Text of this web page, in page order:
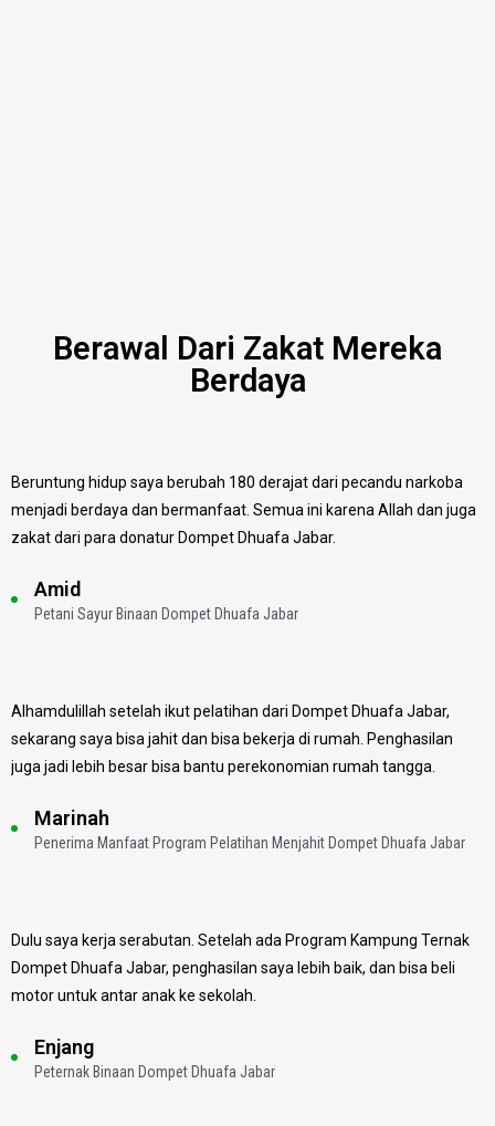
Berawal Dari Zakat Mereka
Berdaya
Beruntung hidup saya berubah 180 derajat dari pecandu narkoba
menjadi berdaya dan bermanfaat. Semua ini karena Allah dan juga
zakat dari para donatur Dompet Dhuafa Jabar.
Amid
Petani Sayur Binaan Dompet Dhuafa Jabar
Alhamdulillah setelah ikut pelatihan dari Dompet Dhuafa Jabar,
sekarang saya bisa jahit dan bisa bekerja di rumah. Penghasilan
juga jadi lebih besar bisa bantu perekonomian rumah tangga.
Marinah
Penerima Manfaat Program Pelatihan Menjahit Dompet Dhuafa Jabar
Dulu saya kerja serabutan. Setelah ada Program Kampung Ternak
Dompet Dhuafa Jabar, penghasilan saya lebih baik, dan bisa beli
motor untuk antar anak ke sekolah.
Enjang
Peternak Binaan Dompet Dhuafa Jabar